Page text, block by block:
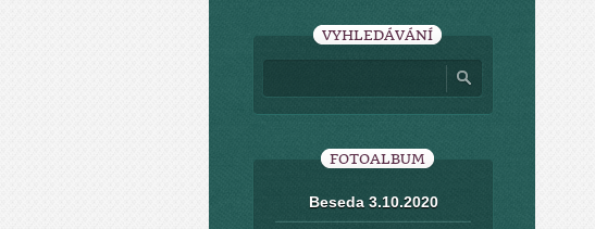
VYHLEDÁVÁNÍ
FOTOALBUM
Beseda 3.10.2020